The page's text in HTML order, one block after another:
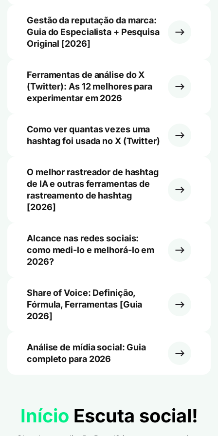
Gestão da reputação da marca:
Guia do Especialista + Pesquisa
Original [2026]
Ferramentas de análise do X
(Twitter): As 12 melhores para
experimentar em 2026
Como ver quantas vezes uma
hashtag foi usada no X (Twitter)
O melhor rastreador de hashtag
de IA e outras ferramentas de
rastreamento de hashtag
[2026]
Alcance nas redes sociais:
como medi-lo e melhorá-lo em
2026?
Share of Voice: Definição,
Fórmula, Ferramentas [Guia
2026]
Análise de mídia social: Guia
completo para 2026
Início Escuta social!